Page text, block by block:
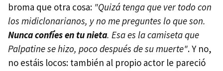
broma que otra cosa: "Quizá tenga que ver todo con
los midiclonarianos, y no me preguntes lo que son.
Nunca confíes en tu nieta. Esa es la camiseta que
Palpatine se hizo, poco después de su muerte". Y no,
no estáis locos: también al propio actor le pareció